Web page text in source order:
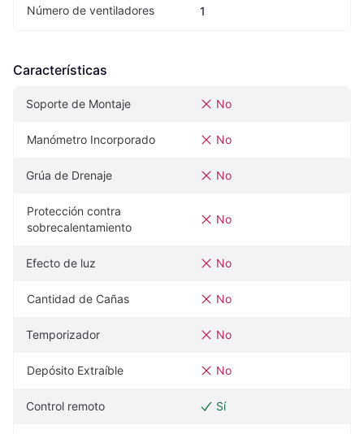
Número de ventiladores 1
Características
Soporte de Montaje No
Manómetro Incorporado No
Grúa de Drenaje No
Protección contra
sobrecalentamiento
No
Efecto de luz No
Cantidad de Cañas No
Temporizador No
Depósito Extraíble No
Control remoto Sí